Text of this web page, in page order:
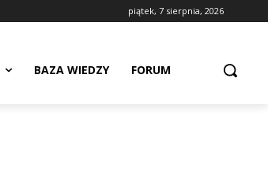
piątek, 7 sierpnia, 2026
BAZA WIEDZY FORUM